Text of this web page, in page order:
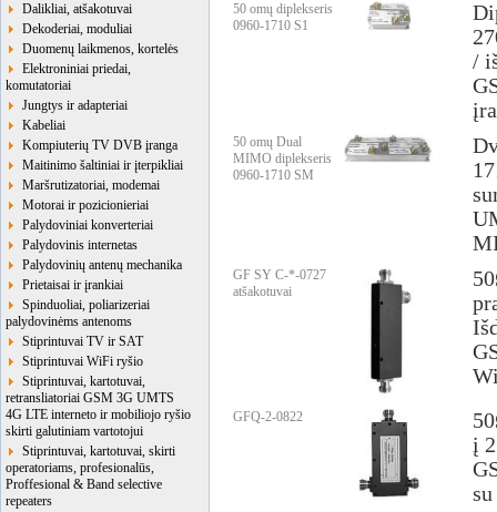
Dalikliai, atšakotuvai
Dekoderiai, moduliai
Duomenų laikmenos, kortelės
Elektroniniai priedai,
komutatoriai
Jungtys ir adapteriai
Kabeliai
Kompiuterių TV DVB įranga
Maitinimo šaltiniai ir įterpikliai
Maršrutizatoriai, modemai
Motorai ir pozicionieriai
Palydoviniai konverteriai
Palydovinis internetas
Palydovinių antenų mechanika
Prietaisai ir įrankiai
Spinduoliai, poliarizeriai
palydovinėms antenoms
Stiprintuvai TV ir SAT
Stiprintuvai WiFi ryšio
Stiprintuvai, kartotuvai,
retransliatoriai GSM 3G UMTS
4G LTE interneto ir mobiliojo ryšio
skirti galutiniam vartotojui
Stiprintuvai, kartotuvai, skirti
operatoriams, profesionalūs,
Proffesional & Band selective
repeaters
50 omų diplekseris
0960-1710 S1
/
50 omų Dual
MIMO diplekseris
0960-1710 SM
GF SY C-*-0727
atšakotuvai
GFQ-2-0822
į